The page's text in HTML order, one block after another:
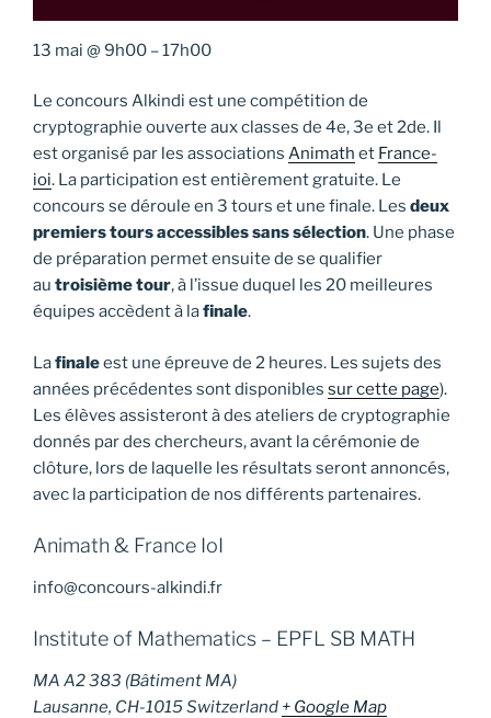
13 mai @ 9h00 –17h00
Le concours Alkindi est une compétition de
cryptographie ouverte aux classes de 4e, 3e et 2de. Il
est organisé par les associations Animath et France-
ioi. La participation est entièrement gratuite. Le
concours se déroule en 3 tours et une finale. Les deux
premiers tours accessibles sans sélection. Une phase
de préparation permet ensuite de se qualifier
au troisième tour, à l’issue duquel les 20 meilleures
équipes accèdent à lafinale.
Lafinaleest une épreuve de 2 heures. Les sujets des
années précédentes sont disponibles sur cette page).
Les élèves assisteront à des ateliers de cryptographie
donnés par des chercheurs, avant la cérémonie de
clôture, lors de laquelle les résultats seront annoncés,
avec la participation de nos différents partenaires.
Animath & France IoI
info@concours-alkindi.fr
Institute of Mathematics – EPFL SB MATH
MA A2 383 (Bâtiment MA)
Lausanne, CH-1015Switzerland + Google Map